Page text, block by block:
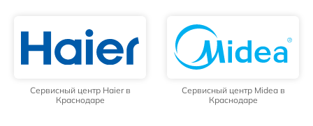
Сервисный центр Haier в
Краснодаре
Сервисный центр Midea в
Краснодаре